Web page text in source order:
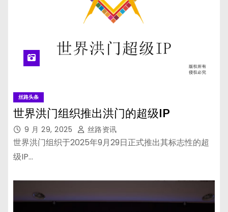
丝路头条
世界洪门组织推出洪门的超级IP
9 月 29, 2025 丝路资讯
世界洪门组织于2025年9月29日正式推出其标志性的超
级IP…